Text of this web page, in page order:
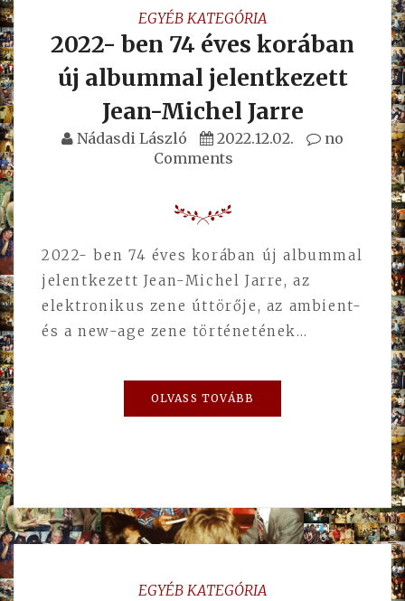
EGYÉB KATEGÓRIA
2022- ben 74 éves korában
új albummal jelentkezett
Jean-Michel Jarre
Nádasdi László 2022.12.02.
no
Comments
2022- ben 74 éves korában új albummal
jelentkezett Jean-Michel Jarre, az
elektronikus zene úttörője, az ambient-
és a new-age zene történetének…
OLVASS TOVÁBB
EGYÉB KATEGÓRIA